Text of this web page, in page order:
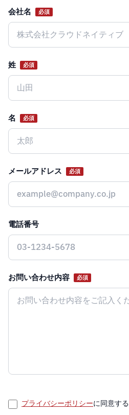
会社名 必須
姓 必須
名 必須
メールアドレス 必須
電話番号
お問い合わせ内容 必須
プライバシーポリシーに同意する